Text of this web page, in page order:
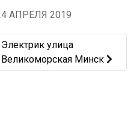
АПРЕЛЯ 2019
Сырокомли Минск
Следующий: Электрик
Электрик улица
Великоморская Минск